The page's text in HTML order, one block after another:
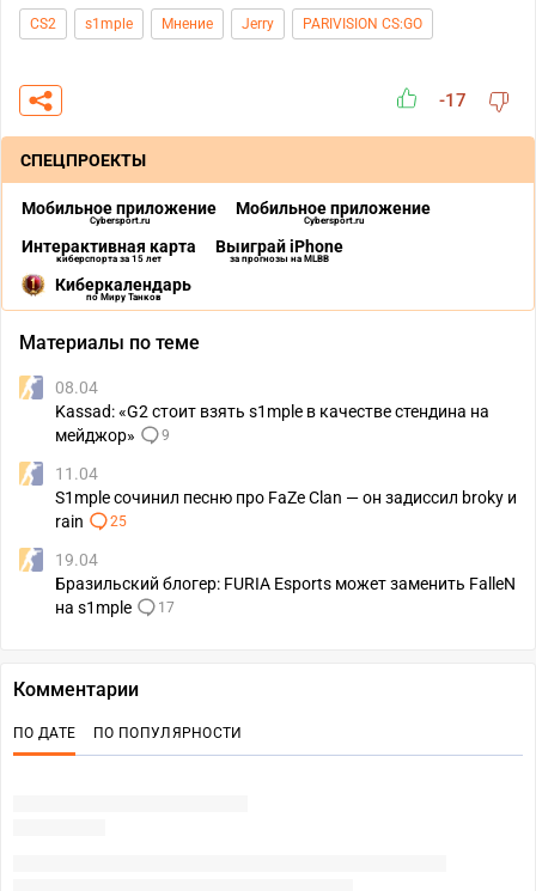
CS2 s1mple Мнение Jerry PARIVISION CS:GO
-17
СПЕЦПРОЕКТЫ
Мобильное приложение
Cybersport.ru
Мобильное приложение
Cybersport.ru
Интерактивная карта
киберспорта за 15 лет
Выиграй iPhone
за прогнозы на MLBB
Киберкалендарь
по Миру Танков
Материалы по теме
08.04
Kassad: «G2 стоит взять s1mple в качестве стендина на
мейджор»
9
11.04
S1mple сочинил песню про FaZe Clan — он задиссил broky и
rain
25
19.04
Бразильский блогер: FURIA Esports может заменить FalleN
на s1mple
17
Комментарии
ПО ДАТЕ ПО ПОПУЛЯРНОСТИ